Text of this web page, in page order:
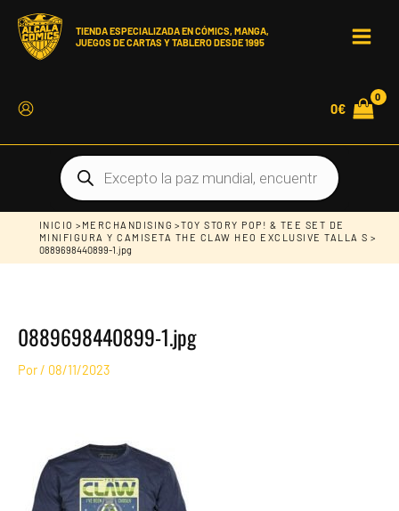
contenido
TIENDA ESPECIALIZADA EN CÓMICS, MANGA,
JUEGOS DE CARTAS Y TABLERO DESDE 1995
MAIN
0€
Búsqueda
de
productos
INICIO > MERCHANDISING >TOY STORY POP! & TEE SET DE
MINIFIGURA Y CAMISETA THE CLAW HEO EXCLUSIVE TALLA S >
0889698440899-1.jpg
0889698440899-1.jpg
Por/ 08/11/2023